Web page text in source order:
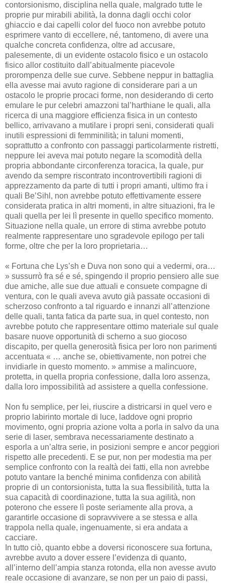
contorsionismo, disciplina nella quale, malgrado tutte le
proprie pur mirabili abilità, la donna dagli occhi color
ghiaccio e dai capelli color del fuoco non avrebbe potuto
esprimere vanto di eccellere, né, tantomeno, di avere una
qualche concreta confidenza, oltre ad accusare,
palesemente, di un evidente ostacolo fisico e un ostacolo
fisico allor costituito dall’abitualmente piacevole
prorompenza delle sue curve. Sebbene neppur in battaglia
ella avesse mai avuto ragione di considerare pari a un
ostacolo le proprie procaci forme, non desiderando di certo
emulare le pur celebri amazzoni tal’harthiane le quali, alla
ricerca di una maggiore efficienza fisica in un contesto
bellico, arrivavano a mutilare i propri seni, considerati quali
inutili espressioni di femminilità; in taluni momenti,
soprattutto a confronto con passaggi particolarmente ristretti,
neppure lei aveva mai potuto negare la scomodità della
propria abbondante circonferenza toracica, la quale, pur
avendo da sempre riscontrato incontrovertibili ragioni di
apprezzamento da parte di tutti i propri amanti, ultimo fra i
quali Be’Sihl, non avrebbe potuto effettivamente essere
considerata pratica in altri momenti, in altre situazioni, fra le
quali quella per lei lì presente in quello specifico momento.
Situazione nella quale, un errore di stima avrebbe potuto
realmente rappresentare uno sgradevole epilogo per tali
forme, oltre che per la loro proprietaria…
« Fortuna che Lys’sh e Duva non sono qui a vedermi, ora…
» sussurrò fra sé e sé, spingendo il proprio pensiero alle sue
due amiche, alle sue due attuali e consuete compagne di
ventura, con le quali aveva avuto già passate occasioni di
scherzoso confronto a tal riguardo e innanzi all’attenzione
delle quali, tanta fatica da parte sua, in quel contesto, non
avrebbe potuto che rappresentare ottimo materiale sul quale
basare nuove opportunità di scherno a suo giocoso
discapito, per quella generosità fisica per loro non parimenti
accentuata « … anche se, obiettivamente, non potrei che
invidiarle in questo momento. » ammise a malincuore,
protetta, in quella propria confessione, dalla loro assenza,
dalla loro impossibilità ad assistere a quella confessione.
Non fu semplice, per lei, riuscire a districarsi in quel vero e
proprio labirinto mortale di luce, laddove ogni proprio
movimento, ogni propria azione volta a porla in salvo da una
serie di laser, sembrava necessariamente destinato a
esporla a un’altra serie, in posizioni sempre e ancor peggiori
rispetto alle precedenti. E se pur, non per modestia ma per
semplice confronto con la realtà dei fatti, ella non avrebbe
potuto vantare la benché minima confidenza con abilità
proprie di un contorsionista, tutta la sua flessibilità, tutta la
sua capacità di coordinazione, tutta la sua agilità, non
poterono che essere lì poste seriamente alla prova, a
garantirle occasione di sopravvivere a se stessa e alla
trappola nella quale, ingenuamente, si era andata a
cacciare.
In tutto ciò, quanto ebbe a doversi riconoscere sua fortuna,
avrebbe avuto a dover essere l’evidenza di quanto,
all’interno dell’ampia stanza rotonda, ella non avesse avuto
reale occasione di avanzare, se non per un paio di passi,